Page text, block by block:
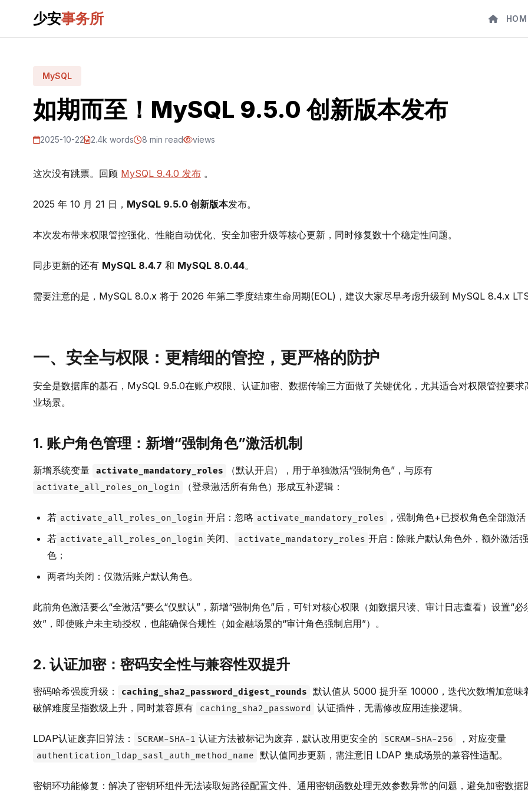
少安事务所
MySQL
如期而至！MySQL 9.5.0 创新版本发布
2025-10-22 2.4k words 8 min read views
这次没有跳票。回顾 MySQL 9.4.0 发布 。
2025 年 10 月 21 日， MySQL 9.5.0 创新版本发布。
本次发布带来权限管控强化、性能自动优化、安全加密升级等核心更新，同时修复数十个稳定性问题。
同步更新的还有 MySQL 8.4.7 和 MySQL 8.0.44。
需要注意的是，MySQL 8.0.x 将于 2026 年第二季度结束生命周期(EOL)，建议大家尽早考虑升级到 MySQL 8.4.x
一、安全与权限：更精细的管控，更严格的防护
安全是数据库的基石，MySQL 9.5.0在账户权限、认证加密、数据传输三方面做了关键优化，尤其适合对权限管控要求
业场景。
1. 账户角色管理：新增“强制角色”激活机制
新增系统变量 activate_mandatory_roles （默认开启），用于单独激活“强制角色”，与原有
activate_all_roles_on_login （登录激活所有角色）形成互补逻辑：
若 activate_all_roles_on_login 开启：忽略 activate_mandatory_roles
，强制角色+已授权角色全部激
若 activate_all_roles_on_login 关闭、 activate_mandatory_roles 开启：除账户默认角色外，额外激活
色；
两者均关闭：仅激活账户默认角色。
此前角色激活要么“全激活”要么“仅默认”，新增“强制角色”后，可针对核心权限（如数据只读、审计日志查看）设置“必
效”，即使账户未主动授权，也能确保合规性（如金融场景的“审计角色强制启用”）。
2. 认证加密：密码安全性与兼容性双提升
密码哈希强度升级： caching_sha2_password_digest_rounds
默认值从 5000 提升至 10000，迭代次数增加意味
破解难度呈指数级上升，同时兼容原有
caching_sha2_password 认证插件，无需修改应用连接逻辑。
LDAP认证废弃旧算法： SCRAM-SHA-1 认证方法被标记为废弃，默认改用更安全的 SCRAM-SHA-256 ，对应变量
authentication_ldap_sasl_auth_method_name 默认值同步更新，需注意旧 LDAP 集成场景的兼容性适配。
密钥环功能修复：解决了密钥环组件无法读取短路径配置文件、通用密钥函数处理无效参数异常的问题，避免加密数据